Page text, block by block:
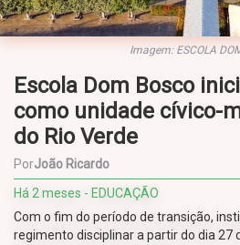
Imagem: ESCOLA
Escola Dom Bosco
como unidade cívico-
do Rio Verde
PorJoão Ricardo
Há 2 meses - EDUCAÇÃO
Com o fim do período de transição,
regimento disciplinar a partir do dia 27